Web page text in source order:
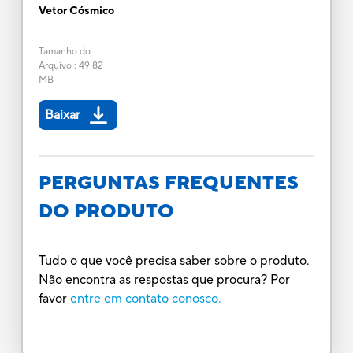
Vetor Cósmico
Tamanho do
Arquivo: 49.82
MB
Baixar
PERGUNTAS FREQUENTES
DO PRODUTO
Tudo o que você precisa saber sobre o produto.
Não encontra as respostas que procura? Por
favor entre em contato conosco.